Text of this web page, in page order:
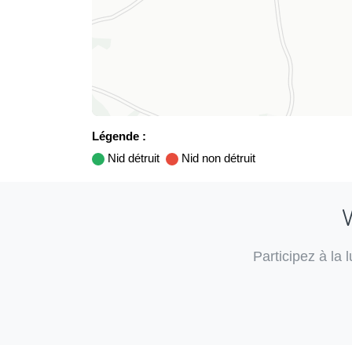
Légende :
Nid détruit
Nid non détruit
Participez à la